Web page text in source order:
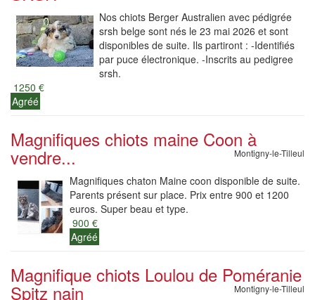
Nos chiots Berger Australien avec pédigrée
srsh belge sont nés le 23 mai 2026 et sont
disponibles de suite. Ils partiront : -Identifiés
par puce électronique. -Inscrits au pedigree
srsh.
1250 €
Agréé
Magnifiques chiots maine Coon à
vendre... Montigny-le-Tilleul
Magnifiques chaton Maine coon disponible de suite.
Parents présent sur place. Prix entre 900 et 1200
euros. Super beau et type.
900 €
Agréé
Magnifique chiots Loulou de Poméranie
Spitz nain Montigny-le-Tilleul